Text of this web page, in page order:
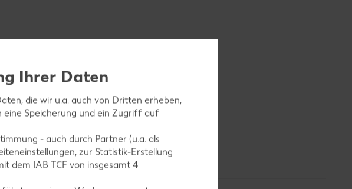
Sahne zufügen und zu
die kandierten
Ihrer Daten
die wir u.a. auch von Dritten erheben,
eine Speicherung und ein Zugriff auf
- auch durch Partner (u.a. als
zur Statistik-Erstellung
dem IAB TCF von insgesamt4